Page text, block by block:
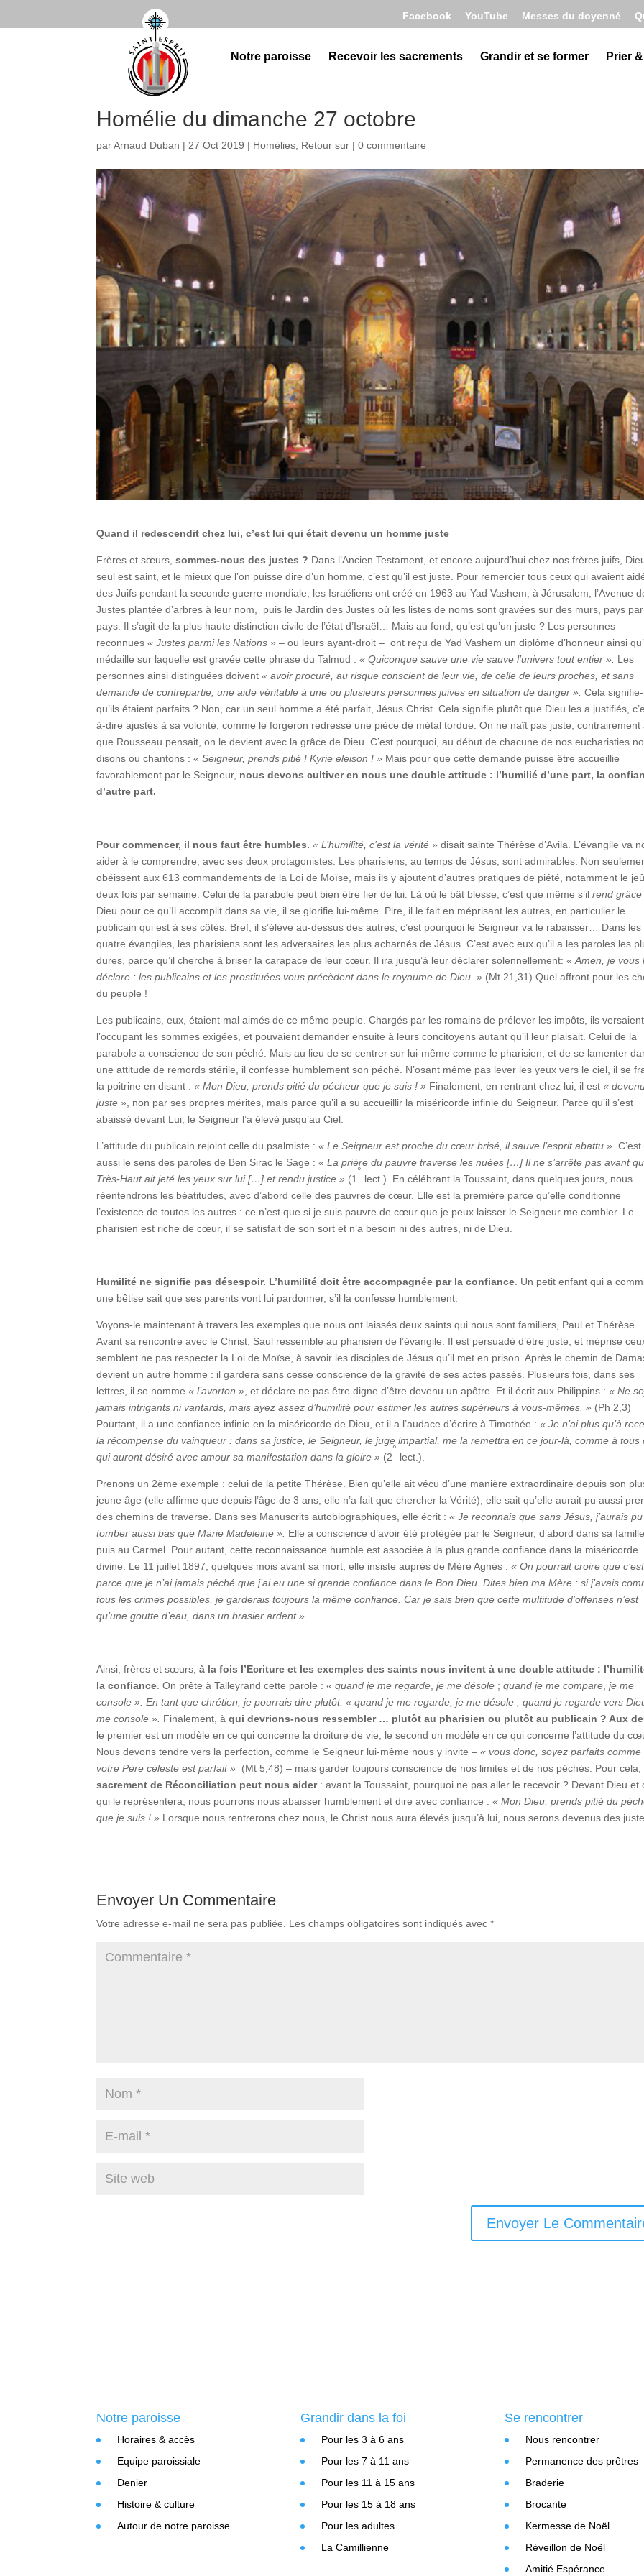
Facebook YouTube Messes du doyenné
Notre paroisse Recevoir les sacrements Grandir et se former Prier
Homélie du dimanche 27 octobre
parArnaud Duban | 27 Oct 2019 | Homélies Retour sur |0 commentaire
Quand il redescendit chez lui, c’est lui qui était devenu un homme juste
Frères et sœurs,sommes-nous des justes ? Dans l’Ancien Testament, et encore aujourd’hui chez nos frères juifs,
seul est saint, et le mieux que l’on puisse dire d’un homme, c’est qu’il est juste. Pour remercier tous ceux qui avaient
des Juifs pendant la seconde guerre mondiale, les Israéliens ont créé en 1963 au Yad Vashem, à Jérusalem, l’Avenue
Justes plantée d’arbres à leur nom, puis le Jardin des Justes où les listes de noms sont gravées sur des murs, pays par
pays. Il s’agit de la plus haute distinction civile de l’état d’Israël… Mais au fond, qu’est qu’un juste ? Les personnes
reconnues« Justes parmi les Nations » – ou leurs ayant-droit – ont reçu de Yad Vashem un diplôme d’honneur ainsi
médaille sur laquelle est gravée cette phrase du Talmud :« Quiconque sauve une vie sauve l’univers tout entier ». Les
personnes ainsi distinguées doivent« avoir procuré, au risque conscient de leur vie, de celle de leurs proches, et sans
demande de contrepartie, une aide véritable à une ou plusieurs personnes juives en situation de danger ». Cela
qu’ils étaient parfaits ? Non, car un seul homme a été parfait, Jésus Christ. Cela signifie plutôt que Dieu les a justifiés,
à-dire ajustés à sa volonté, comme le forgeron redresse une pièce de métal tordue. On ne naît pas juste, contrairement
que Rousseau pensait, on le devient avec la grâce de Dieu. C’est pourquoi, au début de chacune de nos eucharisties
disons ou chantons : «Seigneur, prends pitié ! Kyrie eleison ! » Mais pour que cette demande puisse être accueillie
favorablement par le Seigneur, nous devons cultiver en nous une double attitude : l’humilié d’une part, la
d’autre part.
Pour commencer, il nous faut être humbles.« L’humilité, c’est la vérité » disait sainte Thérèse d’Avila. L’évangile va
aider à le comprendre, avec ses deux protagonistes. Les pharisiens, au temps de Jésus, sont admirables. Non
obéissent aux 613 commandements de la Loi de Moïse, mais ils y ajoutent d’autres pratiques de piété, notamment le
deux fois par semaine. Celui de la parabole peut bien être fier de lui. Là où le bât blesse, c’est que même s’ilrend grâce
Dieu pour ce qu’Il accomplit dans sa vie, il se glorifie lui-même. Pire, il le fait en méprisant les autres, en particulier le
publicain qui est à ses côtés. Bref, il s’élève au-dessus des autres, c’est pourquoi le Seigneur va le rabaisser… Dans les
quatre évangiles, les pharisiens sont les adversaires les plus acharnés de Jésus. C’est avec eux qu’il a les paroles les
dures, parce qu’il cherche à briser la carapace de leur cœur. Il ira jusqu’à leur déclarer solennellement:« Amen, je vous
déclare : les publicains et les prostituées vous précèdent dans le royaume de Dieu. » (Mt 21,31) Quel affront pour les
du peuple !
Les publicains, eux, étaient mal aimés de ce même peuple. Chargés par les romains de prélever les impôts, ils
l’occupant les sommes exigées, et pouvaient demander ensuite à leurs concitoyens autant qu’il leur plaisait. Celui de la
parabole a conscience de son péché. Mais au lieu de se centrer sur lui-même comme le pharisien, et de se lamenter
une attitude de remords stérile, il confesse humblement son péché. N’osant même pas lever les yeux vers le ciel, il se
la poitrine en disant :« Mon Dieu, prends pitié du pécheur que je suis ! » Finalement, en rentrant chez lui, il est«
juste » , non par ses propres mérites, mais parce qu’il a su accueillir la miséricorde infinie du Seigneur. Parce qu’il s’est
abaissé devant Lui, le Seigneur l’a élevé jusqu’au Ciel.
L’attitude du publicain rejoint celle du psalmiste :« Le Seigneur est proche du cœur brisé, il sauve l’esprit abattu » . C’est
aussi le sens des paroles de Ben Sirac le Sage :« La prière du pauvre traverse les nuées […] Il ne s’arrête pas avant
Très-Haut ait jeté les yeux sur lui […] et rendu justice » (1
°
lect.)
En célébrant la Toussaint, dans quelques jours, nous
réentendrons les béatitudes, avec d’abord celle des pauvres de cœur. Elle est la première parce qu’elle conditionne
l’existence de toutes les autres : ce n’est que si je suis pauvre de cœur que je peux laisser le Seigneur me combler. Le
pharisien est riche de cœur, il se satisfait de son sort et n’a besoin ni des autres, ni de Dieu.
Humilité ne signifie pas désespoir. L’humilité doit être accompagnée par la confiance . Un petit enfant qui a
une bêtise sait que ses parents vont lui pardonner, s’il la confesse humblement.
Voyons-le maintenant à travers les exemples que nous ont laissés deux saints qui nous sont familiers, Paul et Thérèse.
Avant sa rencontre avec le Christ, Saul ressemble au pharisien de l’évangile. Il est persuadé d’être juste, et méprise
semblent ne pas respecter la Loi de Moïse, à savoir les disciples de Jésus qu’il met en prison. Après le chemin de
devient un autre homme : il gardera sans cesse conscience de la gravité de ses actes passés. Plusieurs fois, dans ses
lettres, il se nomme« l’avorton » , et déclare ne pas être digne d’être devenu un apôtre. Et il écrit aux Philippins :« Ne
jamais intrigants ni vantards, mais ayez assez d’humilité pour estimer les autres supérieurs à vous-mêmes. » (Ph 2,3)
Pourtant, il a une confiance infinie en la miséricorde de Dieu, et il a l’audace d’écrire à Timothée :« Je n’ai plus qu’à
la récompense du vainqueur : dans sa justice, le Seigneur, le juge impartial, me la remettra en ce jour-là, comme à tous
qui auront désiré avec amour sa manifestation dans la gloire » (2
°
lect.).
Prenons un 2ème exemple : celui de la petite Thérèse. Bien qu’elle ait vécu d’une manière extraordinaire depuis son
jeune âge (elle affirme que depuis l’âge de 3 ans, elle n’a fait que chercher la Vérité), elle sait qu’elle aurait pu aussi
des chemins de traverse. Dans ses Manuscrits autobiographiques, elle écrit :« Je reconnais que sans Jésus, j’aurais pu
tomber aussi bas que Marie Madeleine ». Elle a conscience d’avoir été protégée par le Seigneur, d’abord dans sa famille,
puis au Carmel. Pour autant, cette reconnaissance humble est associée à la plus grande confiance dans la miséricorde
divine. Le 11 juillet 1897, quelques mois avant sa mort, elle insiste auprès de Mère Agnès :« On pourrait croire que c’est
parce que je n’ai jamais péché que j’ai eu une si grande confiance dans le Bon Dieu. Dites bien ma Mère : si j’avais
tous les crimes possibles, je garderais toujours la même confiance. Car je sais bien que cette multitude d’offenses n’est
qu’une goutte d’eau, dans un brasier ardent »
Ainsi, frères et sœurs,à la fois l’Ecriture et les exemples des saints nous invitent à une double attitude :
la confiance . On prête à Talleyrand cette parole : «quand je me regarde ,je me désole ;quand je me compare ,je me
console ».En tant que chrétien, je pourrais dire plutôt: «quand je me regarde, je me désole ; quand je regarde vers
me console ». Finalement, àqui devrions-nous ressembler … plutôt au pharisien ou plutôt au publicain ? Aux
le premier est un modèle en ce qui concerne la droiture de vie, le second un modèle en ce qui concerne l’attitude du
Nous devons tendre vers la perfection, comme le Seigneur lui-même nous y invite –« vous donc, soyez parfaits comme
votre Père céleste est parfait »
(Mt 5,48) – mais garder toujours conscience de nos limites et de nos péchés. Pour cela,
sacrement de Réconciliation peut nous aider: avant la Toussaint, pourquoi ne pas aller le recevoir ? Devant Dieu et
qui le représentera, nous pourrons nous abaisser humblement et dire avec confiance :«Mon Dieu, prends pitié du
que je suis ! » Lorsque nous rentrerons chez nous, le Christ nous aura élevés jusqu’à lui, nous serons devenus des
Envoyer Un Commentaire
Votre adresse e-mail ne sera pas publiée. Les champs obligatoires sont indiqués avec*
Notre paroisse
Horaires & accès
Equipe paroissiale
Denier
Histoire & culture
Autour de notre paroisse
Grandir dans la foi
Pour les 3 à 6 ans
Pour les 7 à 11 ans
Pour les 11 à 15 ans
Pour les 15 à 18 ans
Pour les adultes
La Camillienne
Se rencontrer
Nous rencontrer
Permanence des prêtres
Braderie
Brocante
Kermesse de Noël
Réveillon de Noël
Amitié Espérance